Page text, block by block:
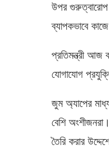
উপর গুরুত্বারোপ
ব্যাপকভাবে
প্রতিমন্ত্রী আজ
যোগাযোগ
জুম অ্যাপের
বেশি
তৈরি করার